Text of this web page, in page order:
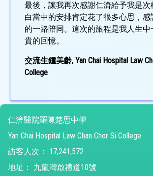
最後，讓我再次感謝仁濟給予我是次
白當中的安排肯定花了很多心思，感
的一路陪同。這次的旅程是我人生
貴的回憶。
交流生鍾美齡, Yan Chai Hospital Law
College
仁濟醫院羅陳楚思中學
Yan Chai Hospital Law Chan Chor Si College
訪客人次：
17,241,572
地址：
九龍灣啟禮道10號